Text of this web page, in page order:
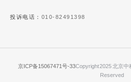
投诉电话： 010-82491398
京ICP备15067471号-33Copyright 2025 北京中
Reserved